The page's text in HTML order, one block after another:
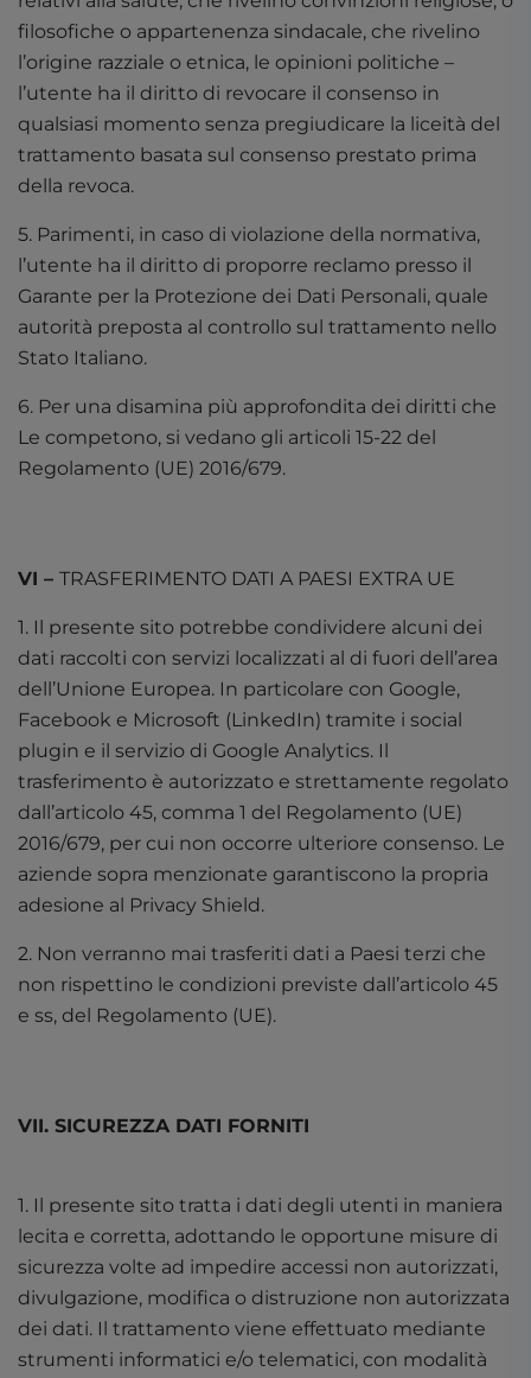
filosofiche o appartenenza sindacale, che rivelino
l’origine razziale o etnica, le opinioni politiche –
l’utente ha il diritto di revocare il consenso in
qualsiasi momento senza pregiudicare la liceità del
trattamento basata sul consenso prestato prima
della revoca.
5. Parimenti, in caso di violazione della normativa,
l’utente ha il diritto di proporre reclamo presso il
Garante per la Protezione dei Dati Personali, quale
autorità preposta al controllo sul trattamento nello
Stato Italiano.
6. Per una disamina più approfondita dei diritti che
Le competono, si vedano gli articoli 15-22 del
Regolamento (UE) 2016/679.
VI – TRASFERIMENTO DATI A PAESI EXTRA UE
1. Il presente sito potrebbe condividere alcuni dei
dati raccolti con servizi localizzati al di fuori dell’area
dell’Unione Europea. In particolare con Google,
Facebook e Microsoft (LinkedIn) tramite i social
plugin e il servizio di Google Analytics. Il
trasferimento è autorizzato e strettamente regolato
dall’articolo 45, comma 1 del Regolamento (UE)
2016/679, per cui non occorre ulteriore consenso. Le
aziende sopra menzionate garantiscono la propria
adesione al Privacy Shield.
2. Non verranno mai trasferiti dati a Paesi terzi che
non rispettino le condizioni previste dall’articolo 45
e ss, del Regolamento (UE).
VII. SICUREZZA DATI FORNITI
1. Il presente sito tratta i dati degli utenti in maniera
lecita e corretta, adottando le opportune misure di
sicurezza volte ad impedire accessi non autorizzati,
divulgazione, modifica o distruzione non autorizzata
dei dati. Il trattamento viene effettuato mediante
strumenti informatici e/o telematici, con modalità